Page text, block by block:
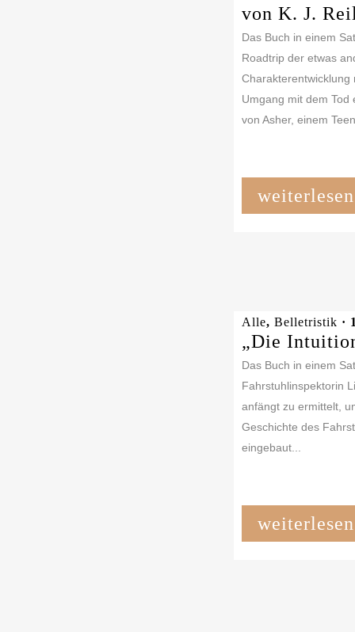
von K. J.
Das Buch in einem
Roadtrip der etwas
Umgang mit dem
von Asher, einem
weiterlesen
Alle, Belletristik ·
„Die
Das Buch in einem
Fahrstuhlinspektorin
anfängt zu ermittelt,
Geschichte des
eingebaut...
weiterlesen